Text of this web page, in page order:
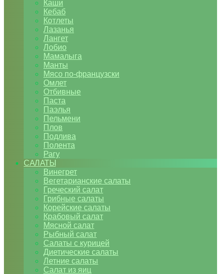
Каши
Кебаб
Котлеты
Лазанья
Лангет
Лобио
Мамалыга
Манты
Мясо по-французски
Омлет
Отбивные
Паста
Паэлья
Пельмени
Плов
Подлива
Полента
Рагу
САЛАТЫ
Винегрет
Вегетарианские салаты
Греческий салат
Грибные салаты
Корейские салаты
Крабовый салат
Мясной салат
Рыбный салат
Салаты с курицей
Диетические салаты
Летние салаты
Салат из яиц